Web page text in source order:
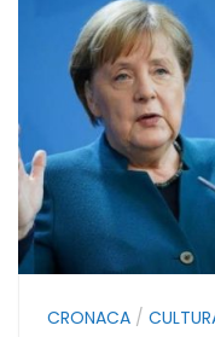
CRONACA /